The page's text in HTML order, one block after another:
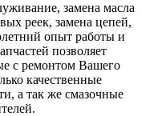
замена масла
реек, замена цепей,
опыт работы и
позволяет
с ремонтом Вашего
качественные
а так же смазочные